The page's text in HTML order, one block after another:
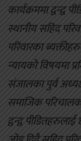
कार्यक्रममा द्वन्द्व
स्थानीय सहिद
परिवारका
न्यायको विषयमा
संजालका पुर्व
समाजिक
द्वन्द्व पीडितहरुलाई